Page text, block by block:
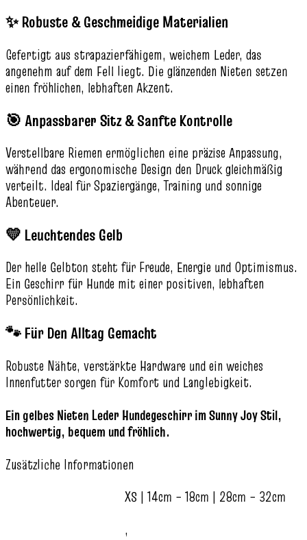
✨ Robuste & Geschmeidige Materialien
Gefertigt aus strapazierfähigem, weichem Leder, das
angenehm auf dem Fell liegt. Die glänzenden Nieten setzen
einen fröhlichen, lebhaften Akzent.
🎯 Anpassbarer Sitz & Sanfte Kontrolle
Verstellbare Riemen ermöglichen eine präzise Anpassung,
während das ergonomische Design den Druck gleichmäßig
verteilt. Ideal für Spaziergänge, Training und sonnige
Abenteuer.
💛 Leuchtendes Gelb
Der helle Gelbton steht für Freude, Energie und Optimismus.
Ein Geschirr für Hunde mit einer positiven, lebhaften
Persönlichkeit.
🐾 Für Den Alltag Gemacht
Robuste Nähte, verstärkte Hardware und ein weiches
Innenfutter sorgen für Komfort und Langlebigkeit.
Ein gelbes Nieten Leder Hundegeschirr im Sunny Joy Stil,
hochwertig, bequem und fröhlich.
Zusätzliche Informationen
XS | 14cm – 18cm | 28cm – 32cm
,